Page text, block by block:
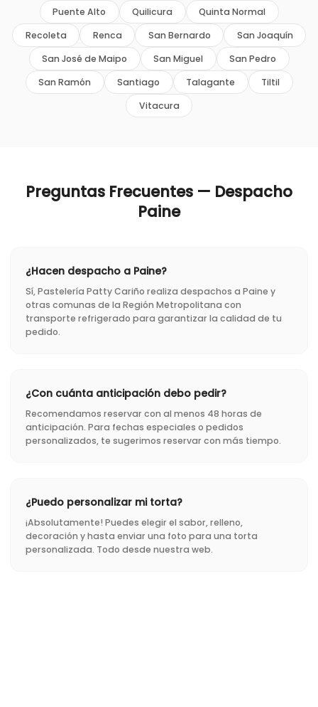
Puente Alto Quilicura
Quinta Normal
Recoleta
Renca San Bernardo
San Joaquín
San José de Maipo
San Miguel
San Pedro
San Ramón
Santiago Talagante
Tiltil
Vitacura
Preguntas Frecuentes — Despacho
Paine
¿Hacen despacho a Paine?
Sí, Pastelería Patty Cariño realiza despachos a Paine y
otras comunas de la Región Metropolitana con
transporte refrigerado para garantizar la calidad de tu
pedido.
¿Con cuánta anticipación debo pedir?
Recomendamos reservar con al menos 48 horas de
anticipación. Para fechas especiales o pedidos
personalizados, te sugerimos reservar con más tiempo.
¿Puedo personalizar mi torta?
¡Absolutamente! Puedes elegir el sabor, relleno,
decoración y hasta enviar una foto para una torta
personalizada. Todo desde nuestra web.